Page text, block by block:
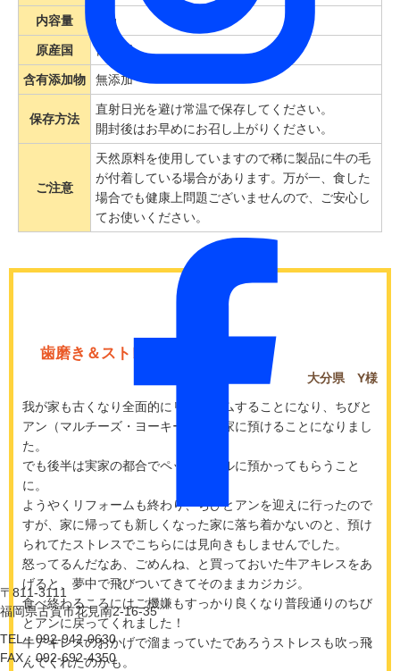
〒811-3111
福岡県古賀市花見南2-16-35
TEL：092-942-0630
FAX：092-692-4350
内容量 50g
原産国 日本国
含有添加物 無添加
保存方法
直射日光を避け常温で保存してください。
開封後はお早めにお召し上がりください。
ご注意
天然原料を使用していますので稀に製品に牛の毛
が付着している場合があります。万が一、食した
場合でも健康上問題ございませんので、ご安心し
てお使いください。
歯磨き＆ストレス解消
大分県 Y様
我が家も古くなり全面的にリフォームすることになり、ちびと
アン（マルチーズ・ヨーキー）は実家に預けることになりまし
た。
でも後半は実家の都合でペットホテルに預かってもらうこと
に。
ようやくリフォームも終わり、ちびとアンを迎えに行ったので
すが、家に帰っても新しくなった家に落ち着かないのと、預け
られてたストレスでこちらには見向きもしませんでした。
怒ってるんだなあ、ごめんね、と買っておいた牛アキレスをあ
げると、夢中で飛びついてきてそのままカジカジ。
食べ終わるころにはご機嫌もすっかり良くなり普段通りのちび
とアンに戻ってくれました！
牛アキレスのおかげで溜まっていたであろうストレスも吹っ飛
んでくれたのかも。